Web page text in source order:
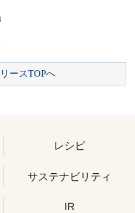
ースTOPへ
レシピ
サステナビリティ
IR